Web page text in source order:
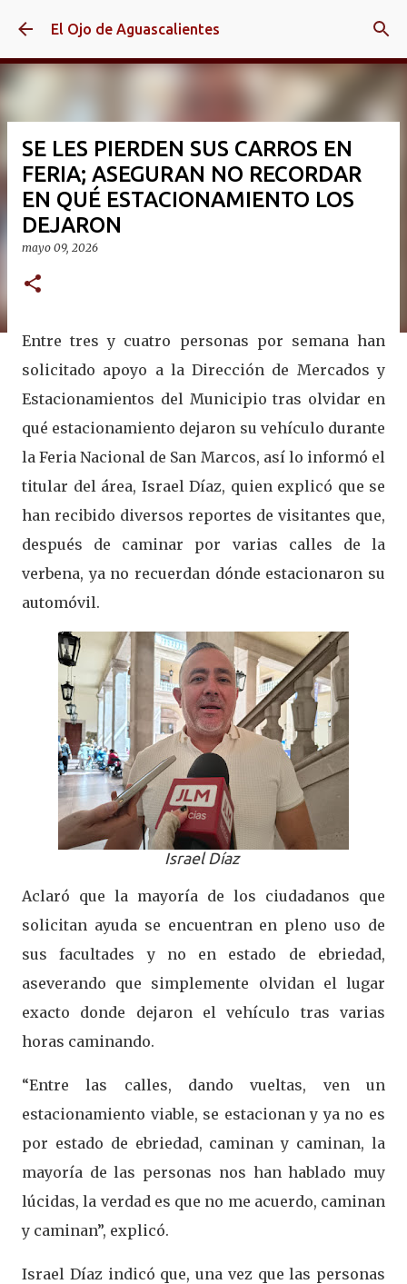
Ir al contenido principal
El Ojo de Aguascalientes
SE LES PIERDEN SUS CARROS EN
FERIA; ASEGURAN NO RECORDAR
EN QUÉ ESTACIONAMIENTO LOS
DEJARON
mayo 09, 2026
Entre tres y cuatro personas por semana han
solicitado apoyo a la Dirección de Mercados y
Estacionamientos del Municipio tras olvidar en
qué estacionamiento dejaron su vehículo durante
la Feria Nacional de San Marcos, así lo informó el
titular del área, Israel Díaz, quien explicó que se
han recibido diversos reportes de visitantes que,
después de caminar por varias calles de la
verbena, ya no recuerdan dónde estacionaron su
automóvil.
Israel Díaz
Aclaró que la mayoría de los ciudadanos que
solicitan ayuda se encuentran en pleno uso de
sus facultades y no en estado de ebriedad,
aseverando que simplemente olvidan el lugar
exacto donde dejaron el vehículo tras varias
horas caminando.
“Entre las calles, dando vueltas, ven un
estacionamiento viable, se estacionan y ya no es
por estado de ebriedad, caminan y caminan, la
mayoría de las personas nos han hablado muy
lúcidas, la verdad es que no me acuerdo, caminan
y caminan”, explicó.
Israel Díaz indicó que, una vez que las personas